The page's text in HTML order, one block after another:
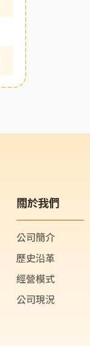
關於我們
公司簡介
歷史沿革
經營模式
公司現況